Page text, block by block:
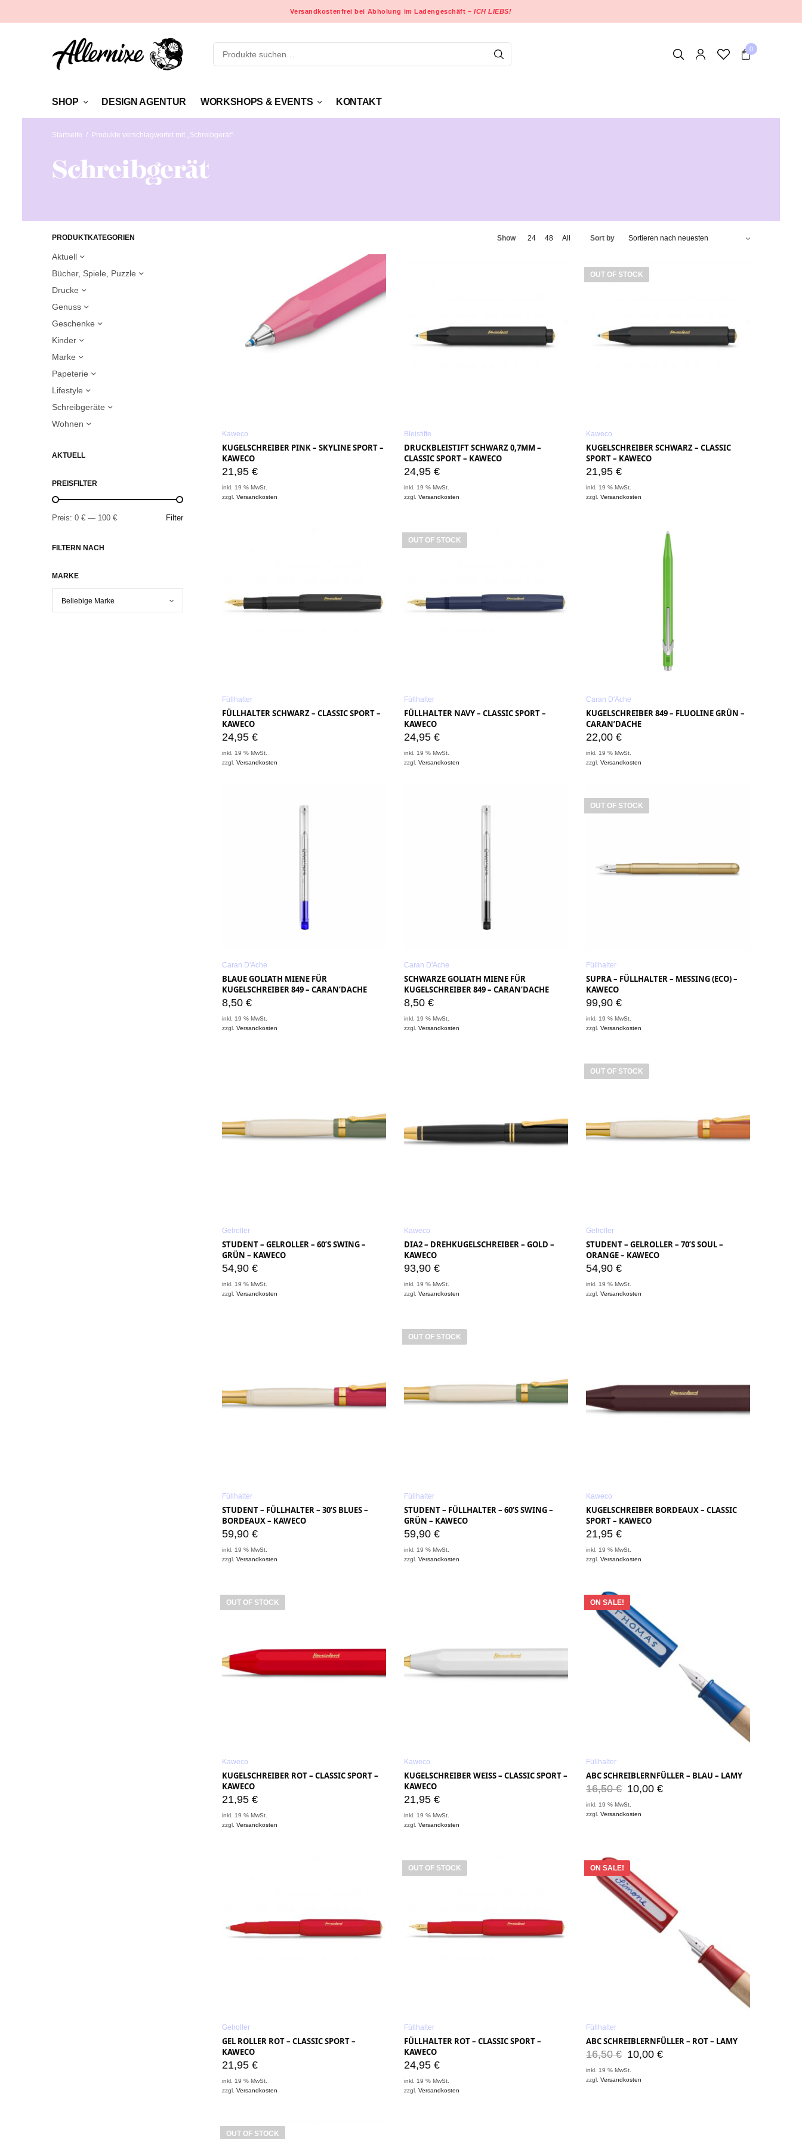
Versandkostenfrei bei Abholung im Ladengeschäft –ICH LIEBS!
0
SHOP DESIGN AGENTUR WORKSHOPS & EVENTS KONTAKT
Startseite / Produkte verschlagwortet mit „Schreibgerät“
Schreibgerät
PRODUKTKATEGORIEN
Aktuell
Bücher, Spiele, Puzzle
Drucke
Genuss
Geschenke
Kinder
Marke
Papeterie
Lifestyle
Schreibgeräte
Wohnen
AKTUELL
PREISFILTER
Filter
Preis: 0 € — 100 €
FILTERN NACH
MARKE
Show 24 48 All Sort by
Kaweco
KUGELSCHREIBER PINK – SKYLINE SPORT –
KAWECO
21,95 €
inkl. 19 % MwSt.
zzgl.Versandkosten
Bleistifte
DRUCKBLEISTIFT SCHWARZ 0,7MM –
CLASSIC SPORT – KAWECO
24,95 €
inkl. 19 % MwSt.
zzgl. Versandkosten
OUT OF STOCK
Kaweco
KUGELSCHREIBER SCHWARZ – CLASSIC
SPORT – KAWECO
21,95 €
inkl. 19 % MwSt.
zzgl. Versandkosten
Füllhalter
FÜLLHALTER SCHWARZ – CLASSIC SPORT –
KAWECO
24,95 €
inkl. 19 % MwSt.
zzgl.Versandkosten
OUT OF STOCK
Füllhalter
FÜLLHALTER NAVY – CLASSIC SPORT –
KAWECO
24,95 €
inkl. 19 % MwSt.
zzgl. Versandkosten
Caran D'Ache
KUGELSCHREIBER 849 – FLUOLINE GRÜN –
CARAN’DACHE
22,00 €
inkl. 19 % MwSt.
zzgl. Versandkosten
Caran D'Ache
BLAUE GOLIATH MIENE FÜR
KUGELSCHREIBER 849 – CARAN’DACHE
8,50 €
inkl. 19 % MwSt.
zzgl.Versandkosten
Caran D'Ache
SCHWARZE GOLIATH MIENE FÜR
KUGELSCHREIBER 849 – CARAN’DACHE
8,50 €
inkl. 19 % MwSt.
zzgl. Versandkosten
OUT OF STOCK
Füllhalter
SUPRA – FÜLLHALTER – MESSING (ECO) –
KAWECO
99,90 €
inkl. 19 % MwSt.
zzgl. Versandkosten
Gelroller
STUDENT – GELROLLER – 60’S SWING –
GRÜN – KAWECO
54,90 €
inkl. 19 % MwSt.
zzgl.Versandkosten
Kaweco
DIA2 – DREHKUGELSCHREIBER – GOLD –
KAWECO
93,90 €
inkl. 19 % MwSt.
zzgl. Versandkosten
OUT OF STOCK
Gelroller
STUDENT – GELROLLER – 70’S SOUL –
ORANGE – KAWECO
54,90 €
inkl. 19 % MwSt.
zzgl. Versandkosten
Füllhalter
STUDENT – FÜLLHALTER – 30’S BLUES –
BORDEAUX – KAWECO
59,90 €
inkl. 19 % MwSt.
zzgl.Versandkosten
OUT OF STOCK
Füllhalter
STUDENT – FÜLLHALTER – 60’S SWING –
GRÜN – KAWECO
59,90 €
inkl. 19 % MwSt.
zzgl. Versandkosten
Kaweco
KUGELSCHREIBER BORDEAUX – CLASSIC
SPORT – KAWECO
21,95 €
inkl. 19 % MwSt.
zzgl. Versandkosten
OUT OF STOCK
Kaweco
KUGELSCHREIBER ROT – CLASSIC SPORT –
KAWECO
21,95 €
inkl. 19 % MwSt.
zzgl.Versandkosten
Kaweco
KUGELSCHREIBER WEISS – CLASSIC SPORT – K
AWECO
21,95 €
inkl. 19 % MwSt.
zzgl. Versandkosten
ON SALE!
Füllhalter
ABC SCHREIBLERNFÜLLER – BLAU – LAMY
16,50€ 10,00 €
inkl. 19 % MwSt.
zzgl. Versandkosten
Gelroller
GEL ROLLER ROT – CLASSIC SPORT –
KAWECO
21,95 €
inkl. 19 % MwSt.
zzgl.Versandkosten
OUT OF STOCK
Füllhalter
FÜLLHALTER ROT – CLASSIC SPORT –
KAWECO
24,95 €
inkl. 19 % MwSt.
zzgl. Versandkosten
ON SALE!
Füllhalter
ABC SCHREIBLERNFÜLLER – ROT – LAMY
16,50€ 10,00 €
inkl. 19 % MwSt.
zzgl. Versandkosten
OUT OF STOCK